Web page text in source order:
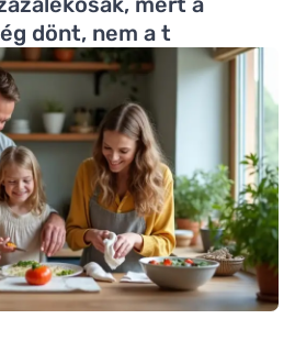
dönt, nem a t